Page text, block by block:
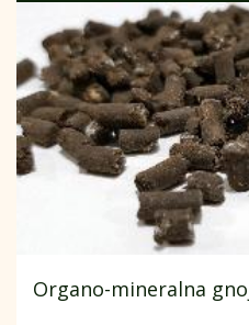
Organo-mineralna